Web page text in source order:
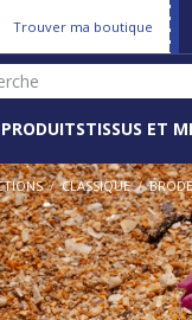
Trouver ma boutique
TISSUS ET
/ CLASSIQUE /